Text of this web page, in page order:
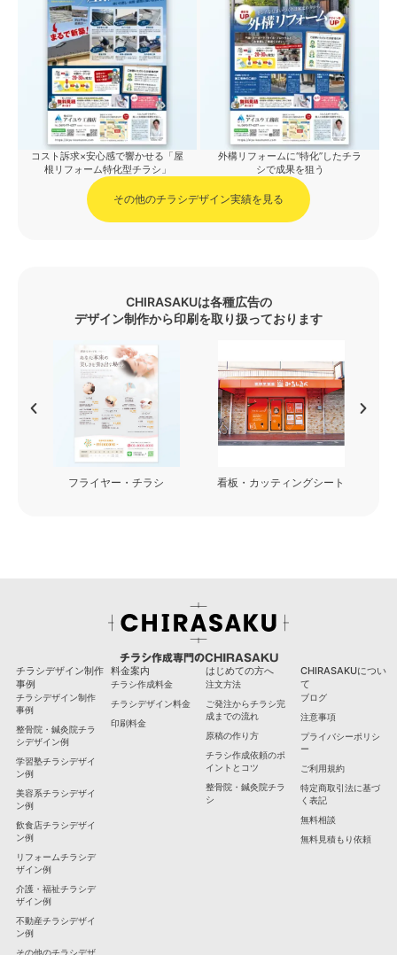
コスト訴求×安心感で響かせる「屋
根リフォーム特化型チラシ」
外構リフォームに“特化”したチラ
シで成果を狙う
その他のチラシデザイン実績を見る
CHIRASAKUは各種広告の
デザイン制作から印刷を取り扱っております
フライヤー・チラシ 看板・カッティングシート
チラシ作成専門のCHIRASAKU
チラシデザイン制作
事例
チラシデザイン制作
事例
整骨院・鍼灸院チラ
シデザイン例
学習塾チラシデザイ
ン例
美容系チラシデザイ
ン例
飲食店チラシデザイ
ン例
リフォームチラシデ
ザイン例
介護・福祉チラシデ
ザイン例
不動産チラシデザイ
ン例
その他のチラシデザ
料金案内
チラシ作成料金
チラシデザイン料金
印刷料金
はじめての方へ
注文方法
ご発注からチラシ完
成までの流れ
原稿の作り方
チラシ作成依頼のポ
イントとコツ
整骨院・鍼灸院チラ
シ
CHIRASAKUについ
て
ブログ
注意事項
プライバシーポリシ
ー
ご利用規約
特定商取引法に基づ
く表記
無料相談
無料見積もり依頼